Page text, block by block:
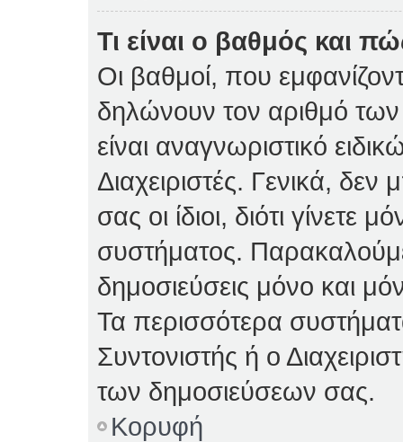
Τι είναι ο βαθμός και
Οι βαθμοί, που
δηλώνουν τον αριθμό
είναι αναγνωριστικό
Διαχειριστές. Γενικά,
σας οι ίδιοι, διότι γίνετε
συστήματος.
δημοσιεύσεις μόνο και
Τα περισσότερα
Συντονιστής ή ο
των δημοσιεύσεων σας.
Κορυφή